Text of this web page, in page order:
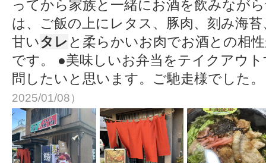
ってから家族と一緒にお酒を飲みなが
は、ご飯の上にレタス、豚肉、刻み海
甘いタレ と柔らかいお肉でお酒との相
です。 ●美味しいお弁当をテイクアウ
問したいと思います。ご馳走様でした
2025/01/08）